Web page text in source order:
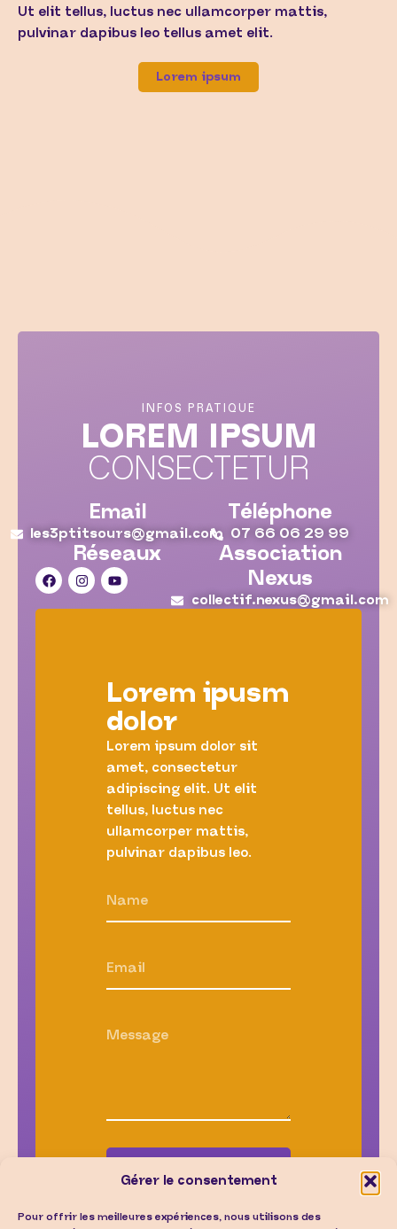
Gérer le consentement
Pour offrir les meilleures expériences, nous utilisons des
Ut elit tellus, luctus nec ullamcorper mattis,
pulvinar dapibus leo tellus amet elit.
Lorem ipsum
INFOS PRATIQUE
LOREM IPSUM
CONSECTETUR
Email
les3ptitsours@gmail.com
Téléphone
07 66 06 29 99
Réseaux
Association
Nexus
collectif.nexus@gmail.com
Lorem ipusm
dolor
Lorem ipsum dolor sit
amet, consectetur
adipiscing elit. Ut elit
tellus, luctus nec
ullamcorper mattis,
pulvinar dapibus leo.